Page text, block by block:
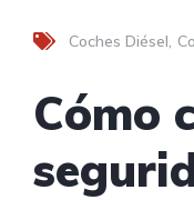
Coches Diésel
Cómo